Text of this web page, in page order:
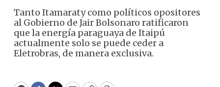
Tanto Itamaraty como políticos opositores
al Gobierno de Jair Bolsonaro ratificaron
que la energía paraguaya de Itaipú
actualmente solo se puede ceder a
Eletrobras, de manera exclusiva.